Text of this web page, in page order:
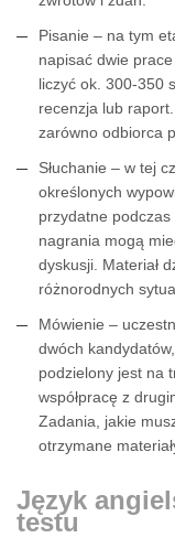
Pisanie – na tym
napisać dwie
liczyć ok. 300-350
recenzja lub
zarówno odbiorca
Słuchanie – w tej
określonych
przydatne
nagrania mogą
dyskusji. Materiał
różnorodnych
Mówienie –
dwóch
podzielony jest na
współpracę z
Zadania, jakie
otrzymane
Język
testu